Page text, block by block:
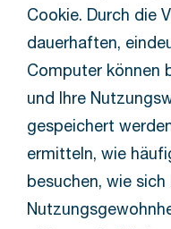
Cookie. Durch die
dauerhaften,
Computer können
und Ihre
gespeichert
ermitteln, wie
besuchen, wie sich